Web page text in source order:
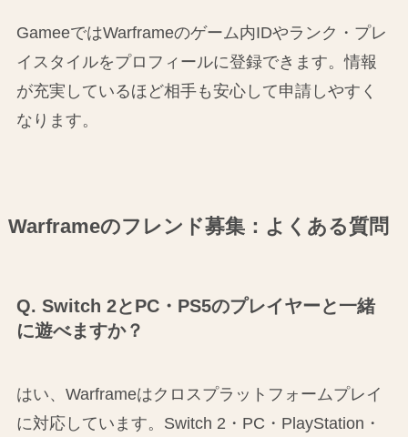
GameeではWarframeのゲーム内IDやランク・プレ
イスタイルをプロフィールに登録できます。情報
が充実しているほど相手も安心して申請しやすく
なります。
Warframeのフレンド募集：よくある質問
Q. Switch 2とPC・PS5のプレイヤーと一緒
に遊べますか？
はい、Warframeはクロスプラットフォームプレイ
に対応しています。Switch 2・PC・PlayStation・